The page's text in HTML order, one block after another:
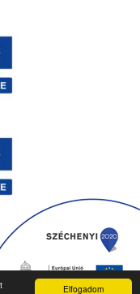
Elfogadom
jog
Adatkezelés